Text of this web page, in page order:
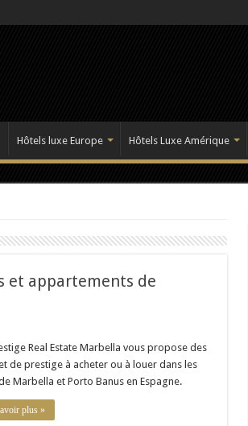
Hôtels luxe Europe Hôtels Luxe Amérique
et appartements de
Real Estate Marbella vous propose des
de prestige à acheter ou à louer dans les
Marbella et Porto Banus en Espagne.
plus »